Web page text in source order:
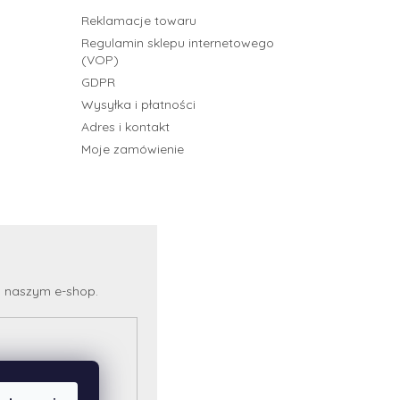
Reklamacje towaru
Regulamin sklepu internetowego
(VOP)
GDPR
Wysyłka i płatności
Adres i kontakt
Moje zamówienie
e-shop.